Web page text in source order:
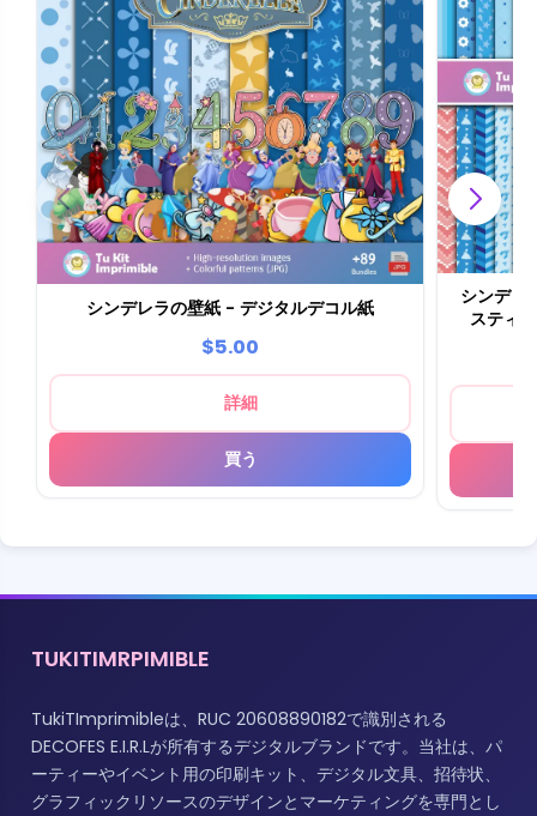
シンデレラの壁紙 - デジタルデコル紙
$5.00
詳細
買う
シンデレ
スティ
TUKITIMRPIMIBLE
TukiTImprimibleは、RUC 20608890182で識別される
DECOFES E.I.R.Lが所有するデジタルブランドです。当社は、パ
ーティーやイベント用の印刷キット、デジタル文具、招待状、
グラフィックリソースのデザインとマーケティングを専門とし